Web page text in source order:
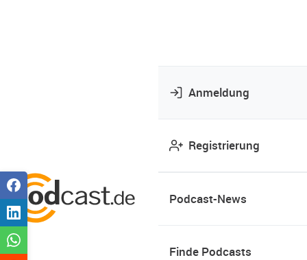
Anmeldung
Registrierung
Podcast-News
Finde Podcasts